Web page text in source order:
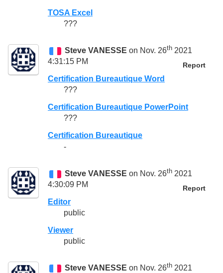
TOSA Excel
???
Steve VANESSE on Nov. 26th 2021
4:31:15 PM
Report
Certification Bureautique Word
???
Certification Bureautique PowerPoint
???
Certification Bureautique
-
Steve VANESSE on Nov. 26th 2021
4:30:09 PM
Report
Editor
public
Viewer
public
Steve VANESSE on Nov. 26th 2021